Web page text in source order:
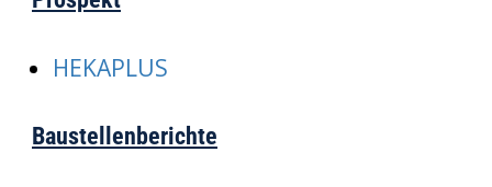
HEKAPLUS
Baustellenberichte